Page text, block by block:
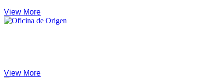
View More
View More